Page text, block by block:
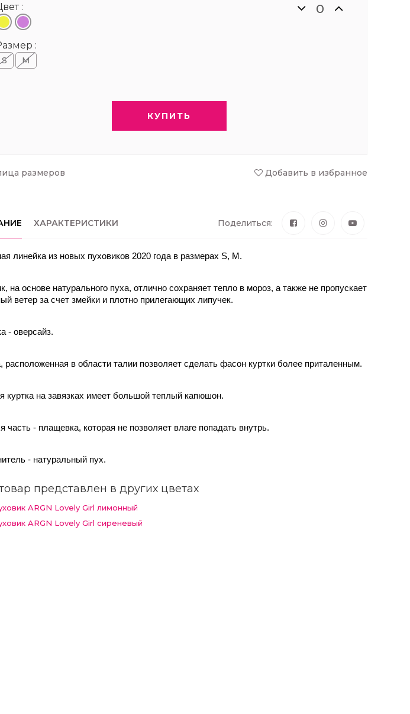
:
:
S M
КУПИТЬ
размеров Добавить в избранное
ХАРАКТЕРИСТИКИ Поделиться:
линейка из новых пуховиков 2020 года в размерах S, M.
на основе натурального пуха, отлично сохраняет тепло в мороз, а также не пропускает
ветер за счет змейки и плотно прилегающих липучек.
- оверсайз.
расположенная в области талии позволяет сделать фасон куртки более приталенным.
куртка на завязках имеет большой теплый капюшон.
часть - плащевка, которая не позволяет влаге попадать внутрь.
- натуральный пух.
представлен в других цветах
ARGN Lovely Girl лимонный
ARGN Lovely Girl сиреневый